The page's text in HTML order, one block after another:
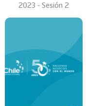
2023 - Sesión 2